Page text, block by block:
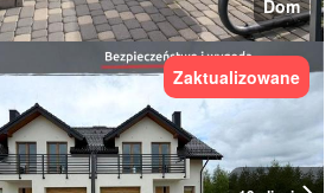
Dom
Zaktualizowane